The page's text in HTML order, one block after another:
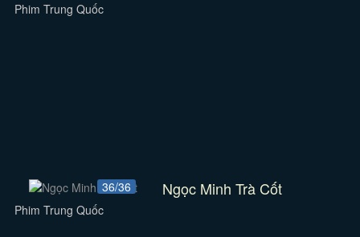
Phim Trung Quốc
36/36 Ngọc Minh Trà Cốt
Phim Trung Quốc